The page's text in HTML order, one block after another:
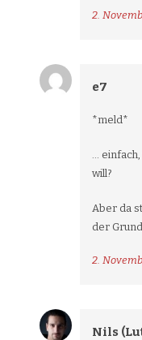
2.
e7
*meld*
…
will?
Aber da
der
2.
Nils